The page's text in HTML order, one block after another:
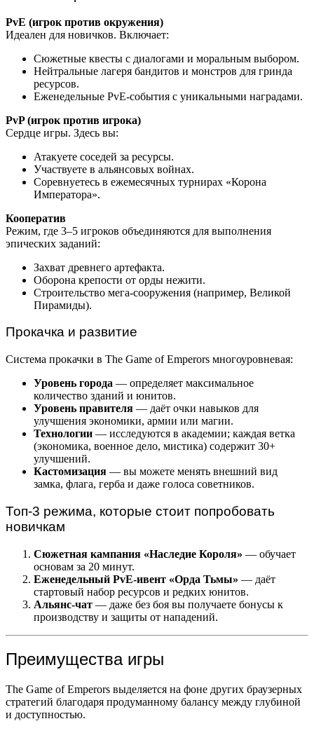
PvE (игрок против окружения)
Идеален для новичков. Включает:
Сюжетные квесты с диалогами и моральным выбором.
Нейтральные лагеря бандитов и монстров для гринда
ресурсов.
Еженедельные PvE-события с уникальными наградами.
PvP (игрок против игрока)
Сердце игры. Здесь вы:
Атакуете соседей за ресурсы.
Участвуете в альянсовых войнах.
Соревнуетесь в ежемесячных турнирах «Корона
Императора».
Кооператив
Режим, где 3–5 игроков объединяются для выполнения
эпических заданий:
Захват древнего артефакта.
Оборона крепости от орды нежити.
Строительство мега-сооружения (например, Великой
Пирамиды).
Прокачка и развитие
Система прокачки в The Game of Emperors многоуровневая:
Уровень города — определяет максимальное
количество зданий и юнитов.
Уровень правителя — даёт очки навыков для
улучшения экономики, армии или магии.
Технологии — исследуются в академии; каждая ветка
(экономика, военное дело, мистика) содержит 30+
улучшений.
Кастомизация — вы можете менять внешний вид
замка, флага, герба и даже голоса советников.
Топ-3 режима, которые стоит попробовать
новичкам
Сюжетная кампания «Наследие Короля» — обучает
основам за 20 минут.
Еженедельный PvE-ивент «Орда Тьмы» — даёт
стартовый набор ресурсов и редких юнитов.
Альянс-чат — даже без боя вы получаете бонусы к
производству и защиты от нападений.
Преимущества игры
The Game of Emperors выделяется на фоне других браузерных
стратегий благодаря продуманному балансу между глубиной
и доступностью.